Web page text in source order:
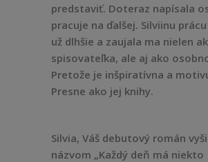
predstaviť. Doteraz napísala
pracuje na ďalšej. Silviinu
už dlhšie a zaujala ma nielen
spisovateľka, ale aj ako
Pretože je inšpiratívna a
Presne ako jej knihy.
Silvia, Váš debutový román
názvom „Každý deň má niekto